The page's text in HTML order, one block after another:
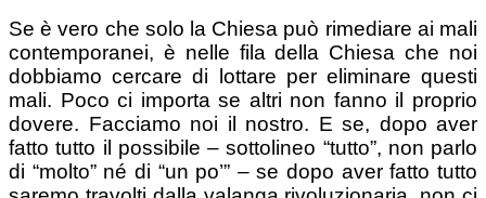
Se è vero che solo la Chiesa può rimediare ai mali
contemporanei, è nelle fila della Chiesa che noi
dobbiamo cercare di lottare per eliminare questi
mali. Poco ci importa se altri non fanno il proprio
dovere. Facciamo noi il nostro. E se, dopo aver
fatto tutto il possibile – sottolineo “tutto”, non parlo
di “molto” né di “un po’” – se dopo aver fatto tutto